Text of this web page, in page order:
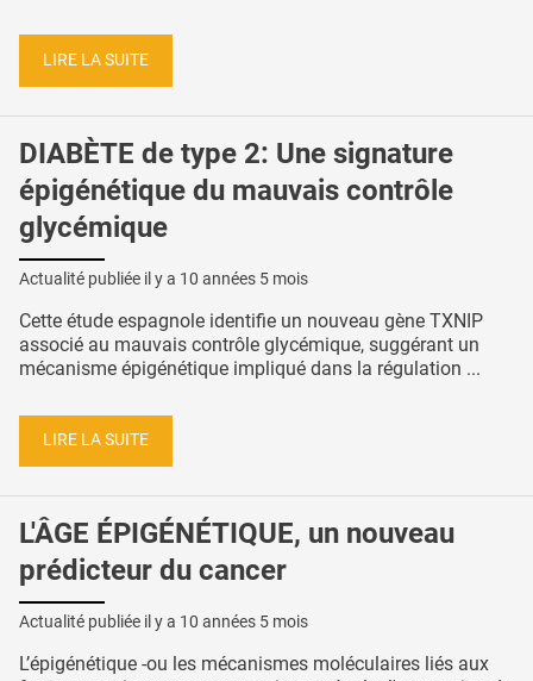
LIRE LA SUITE
DIABÈTE de type 2: Une signature
épigénétique du mauvais contrôle
glycémique
Actualité publiée il y a 10 années 5 mois
Cette étude espagnole identifie un nouveau gène TXNIP
associé au mauvais contrôle glycémique, suggérant un
mécanisme épigénétique impliqué dans la régulation ...
LIRE LA SUITE
L'ÂGE ÉPIGÉNÉTIQUE, un nouveau
prédicteur du cancer
Actualité publiée il y a 10 années 5 mois
L’épigénétique -ou les mécanismes moléculaires liés aux